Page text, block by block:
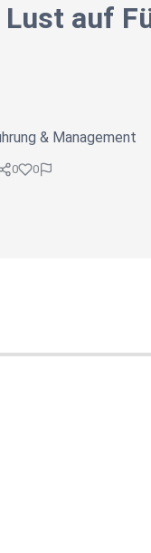
Lust auf
& Management
0 0